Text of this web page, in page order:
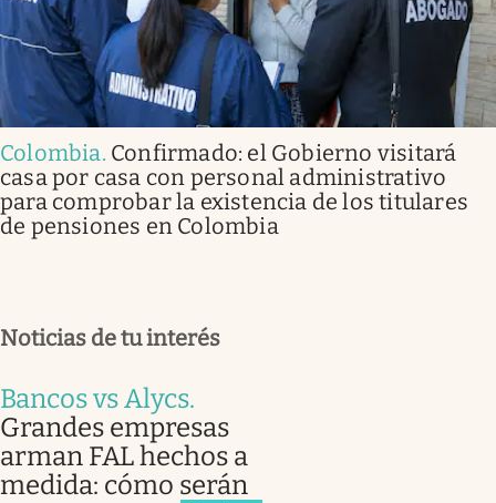
Colombia. Confirmado: el Gobierno visitará
casa por casa con personal administrativo
para comprobar la existencia de los titulares
de pensiones en Colombia
Noticias de tu interés
Bancos vs Alycs.
Grandes empresas
arman FAL hechos a
medida: cómo serán